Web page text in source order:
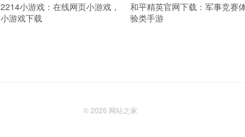
2214小游戏：在线网页小游戏，
小游戏下载
和平精英官网下载：军事竞赛
验类手游
© 2026 网站之家